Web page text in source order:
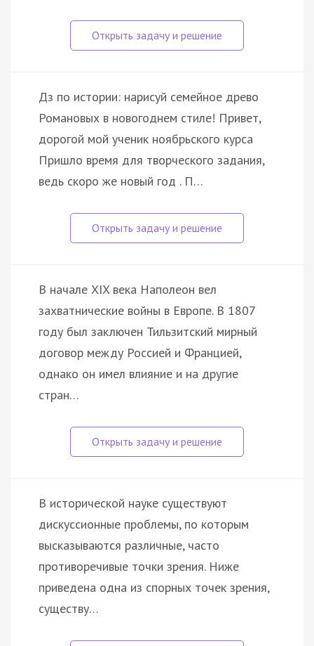
Дз по истории: нарисуй семейное древо
Романовых в новогоднем стиле! Привет,
дорогой мой ученик ноябрьского курса
Пришло время для творческого задания,
ведь скоро же новый год . П…
В начале XIX века Наполеон вел
захватнические войны в Европе. В 1807
году был заключен Тильзитский мирный
договор между Россией и Францией,
однако он имел влияние и на другие
стран…
В исторической науке существуют
дискуссионные проблемы, по которым
высказываются различные, часто
противоречивые точки зрения. Ниже
приведена одна из спорных точек зрения,
существу…